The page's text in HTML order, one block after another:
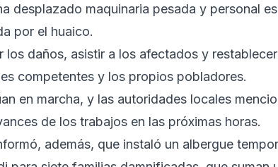
desplazado maquinaria pesada y personal
por el huaico.
los daños, asistir a los afectados y
competentes y los propios pobladores.
en marcha, y las autoridades locales
de los trabajos en las próximas horas.
además, que instaló un albergue